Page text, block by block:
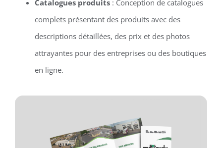
Catalogues produits: Conception de catalogues
complets présentant des produits avec des
descriptions détaillées, des prix et des photos
attrayantes pour des entreprises ou des boutiques
en ligne.